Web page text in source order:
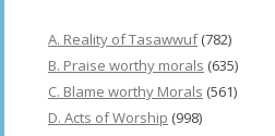
A. Reality of Tasawwuf(782)
B. Praise worthy morals (635)
C. Blame worthy Morals (561)
D. Acts of Worship (998)